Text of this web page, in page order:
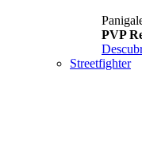
PVP
Streetfighter